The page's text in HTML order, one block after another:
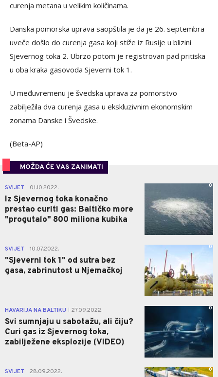
curenja metana u velikim količinama.
Danska pomorska uprava saopštila je da je 26. septembra
uveče došlo do curenja gasa koji stiže iz Rusije u blizini
Sjevernog toka 2. Ubrzo potom je registrovan pad pritiska
u oba kraka gasovoda Sjeverni tok 1.
U međuvremenu je švedska uprava za pomorstvo
zabilježila dva curenja gasa u ekskluzivnim ekonomskim
zonama Danske i Švedske.
(Beta-AP)
MOŽDA ĆE VAS ZANIMATI
SVIJET 01.10.2022.
Iz Sjevernog toka konačno
prestao curiti gas: Baltičko more
"progutalo" 800 miliona kubika
0
SVIJET 10.07.2022.
"Sjeverni tok 1" od sutra bez
gasa, zabrinutost u Njemačkoj
0
HAVARIJA NA BALTIKU 27.09.2022.
Svi sumnjaju u sabotažu, ali čiju?
Curi gas iz Sjevernog toka,
zabilježene eksplozije (VIDEO)
0
SVIJET 28.09.2022. 0